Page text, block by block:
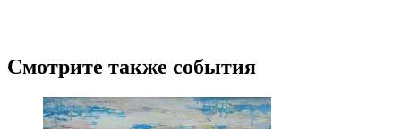
Смотрите также события